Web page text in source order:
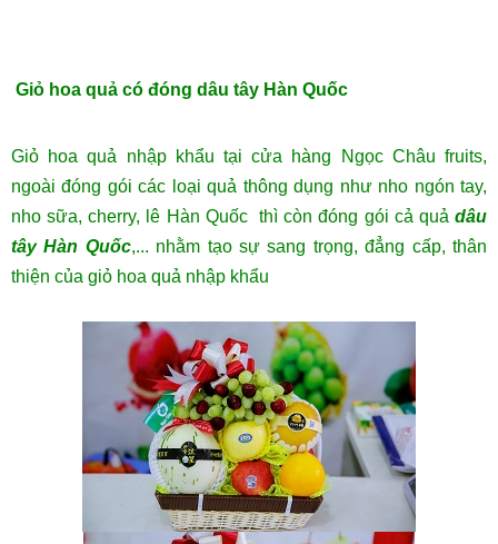
Giỏ hoa quả có đóng dâu tây Hàn Quốc
Giỏ hoa quả nhập khẩu tại cửa hàng Ngọc Châu fruits,
ngoài đóng gói các loại quả thông dụng như nho ngón tay,
nho sữa, cherry, lê Hàn Quốc thì còn đóng gói cả quả dâu
tây Hàn Quốc,... nhằm tạo sự sang trọng, đẳng cấp, thân
thiện của giỏ hoa quả nhập khẩu